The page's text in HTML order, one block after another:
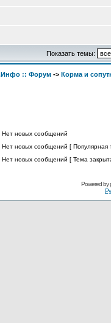
Показать темы:
:: Форум -> Корма и
Нет новых сообщений
Нет новых сообщений [ Популярная
Нет новых сообщений [ Тема
Powered by